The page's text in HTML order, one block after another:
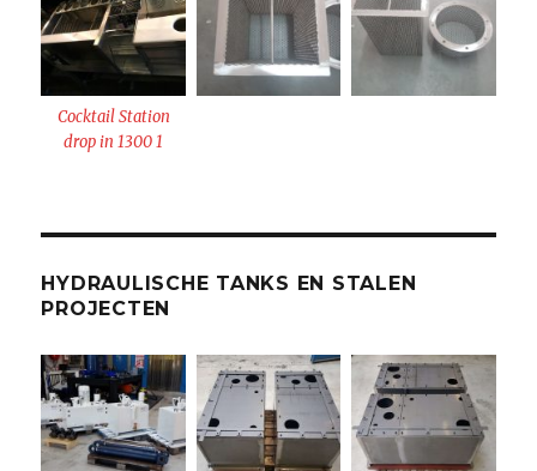
Cocktail Station
drop in 1300 1
HYDRAULISCHE TANKS EN STALEN
PROJECTEN